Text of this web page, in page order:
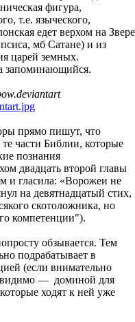
фигура,
т.е. языческого,
едет верхом на Звере
мб Сатане) и из
царей земных.
запоминающийся.
прямо пишут, что
части Библии, которые
познания
двадцать второй главы
и гласила: «Ворожеи не
на девятнадцатый стих,
скотоложника, но
компетенции").
обзывается. Тем
подрабатывает в
(если внимательно
видимо — доминой для
ходят к ней уже